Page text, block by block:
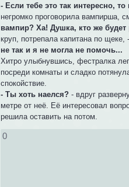
- Если тебе это так интересно,
негромко проговорила вампирша,
вампир? Ха! Душка, кто же
круп, потрепала капитана по щеке,
не так и я не могла не помочь...
Хитро улыбнувшись, фестралка
посреди комнаты и сладко
спокойствие.
- Ты хоть наелся? - вдруг
метре от неё. Её интересовал
решила оставить на потом.
0